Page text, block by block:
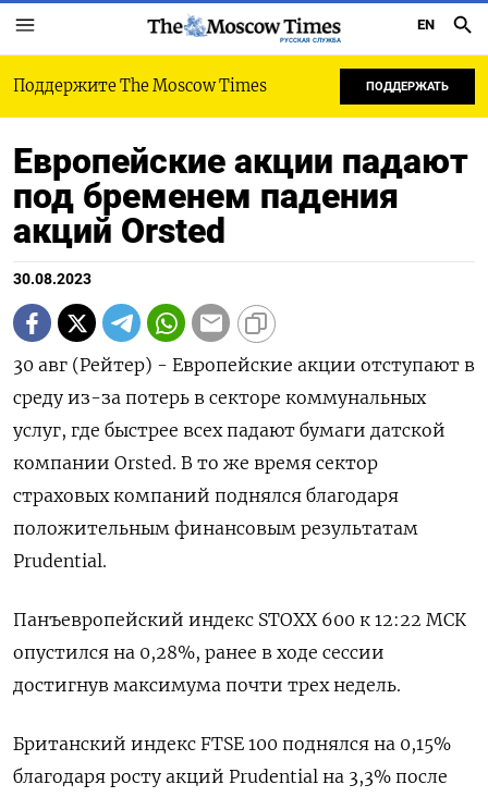
РУССКАЯ СЛУЖБА
EN
Поддержите The Moscow Times ПОДДЕРЖАТЬ
Европейские акции падают
под бременем падения
акций Orsted
30.08.2023
30 авг (Рейтер) - Европейские акции отступают в
среду из-за потерь в секторе коммунальных
услуг, где быстрее всех падают бумаги датской
компании Orsted. В то же время сектор
страховых компаний поднялся благодаря
положительным финансовым результатам
Prudential.
Панъевропейский индекс STOXX 600 к 12:22 МСК
опустился на 0,28%, ранее в ходе сессии
достигнув максимума почти трех недель.
Британский индекс FTSE 100 поднялся на 0,15%
благодаря росту акций Prudential на 3,3% после